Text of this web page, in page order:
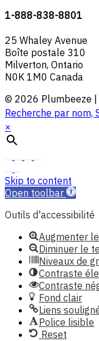
1-888-838-8801
25 Whaley Avenue
Boîte postale 310
Milverton, Ontario
N0K 1M0 Canada
© 2026 Plumbeeze |
Recherche par nom,
×
Skip to content
Open toolbar
Outils d'accessibilité
Augmenter
Diminuer le
Niveaux de
Contraste
Contraste
Fond clair
Liens
Police lisible
Reset